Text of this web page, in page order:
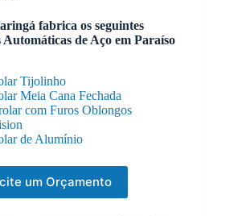
fabrica os seguintes
Automáticas de Aço em Paraíso
Tijolinho
Meia Cana Fechada
com Furos Oblongos
de Alumínio
um Orçamento